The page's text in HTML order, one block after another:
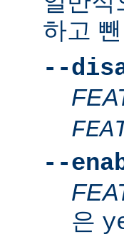
하고
--
--
은